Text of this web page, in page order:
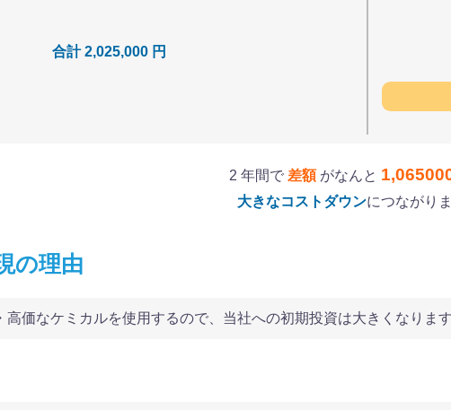
合計 2,025,000 円
2 年間で 差額がなんと
大きなコストダウンにつながり
の理由
高価なケミカルを使用するので、当社への初期投資は大きくなりま